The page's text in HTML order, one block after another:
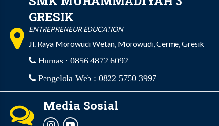
GRESIK
ENTREPRENEUR EDUCATION
Jl. Raya Morowudi Wetan, Morowudi, Cerme, Gresik
Humas : 0856 4872 6092
Pengelola Web : 0822 5750 3997
Media Sosial